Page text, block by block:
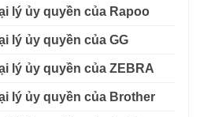
lý ủy quyền của Rapoo
lý ủy quyền của GG
lý ủy quyền của ZEBRA
lý ủy quyền của Brother